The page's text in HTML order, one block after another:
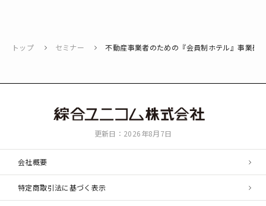
トップ セミナー 不動産事業者のための『会員制ホテル』事業研
ニ
コ
ム
更新日：2026年8月7日
会社概要
特定商取引法に基づく表示